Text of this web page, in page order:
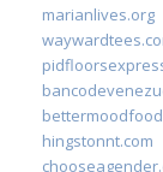
marianlives.org
hingstonnt.com